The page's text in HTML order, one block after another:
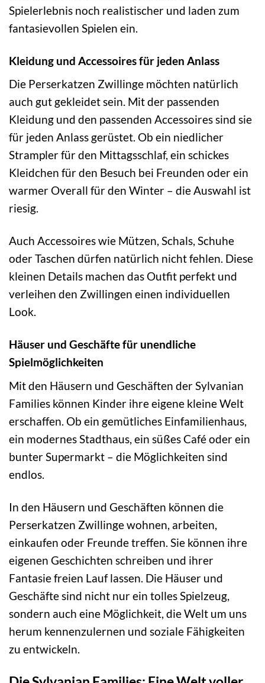
Spielerlebnis noch realistischer und laden zum
fantasievollen Spielen ein.
Kleidung und Accessoires für jeden Anlass
Die Perserkatzen Zwillinge möchten natürlich
auch gut gekleidet sein. Mit der passenden
Kleidung und den passenden Accessoires sind sie
für jeden Anlass gerüstet. Ob ein niedlicher
Strampler für den Mittagsschlaf, ein schickes
Kleidchen für den Besuch bei Freunden oder ein
warmer Overall für den Winter – die Auswahl ist
riesig.
Auch Accessoires wie Mützen, Schals, Schuhe
oder Taschen dürfen natürlich nicht fehlen. Diese
kleinen Details machen das Outfit perfekt und
verleihen den Zwillingen einen individuellen
Look.
Häuser und Geschäfte für unendliche
Spielmöglichkeiten
Mit den Häusern und Geschäften der Sylvanian
Families können Kinder ihre eigene kleine Welt
erschaffen. Ob ein gemütliches Einfamilienhaus,
ein modernes Stadthaus, ein süßes Café oder ein
bunter Supermarkt – die Möglichkeiten sind
endlos.
In den Häusern und Geschäften können die
Perserkatzen Zwillinge wohnen, arbeiten,
einkaufen oder Freunde treffen. Sie können ihre
eigenen Geschichten schreiben und ihrer
Fantasie freien Lauf lassen. Die Häuser und
Geschäfte sind nicht nur ein tolles Spielzeug,
sondern auch eine Möglichkeit, die Welt um uns
herum kennenzulernen und soziale Fähigkeiten
zu entwickeln.